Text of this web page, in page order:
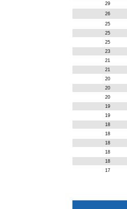
29
26
25
25
25
23
21
21
20
20
20
19
19
18
18
18
18
18
17